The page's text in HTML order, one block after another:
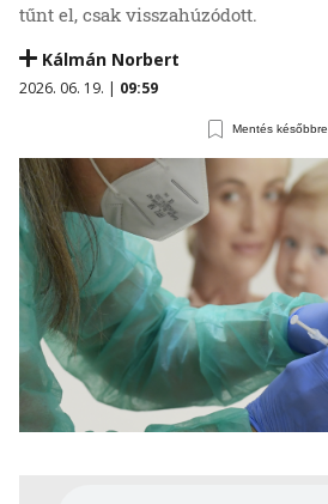
tűnt el, csak visszahúzódott.
Kálmán Norbert
2026. 06. 19. | 09:59
Mentés későbbre